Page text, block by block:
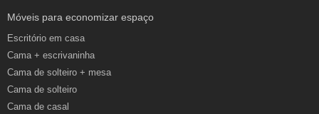
Móveis para economizar espaço
Escritório em casa
Cama + escrivaninha
Cama de solteiro + mesa
Cama de solteiro
Cama de casal